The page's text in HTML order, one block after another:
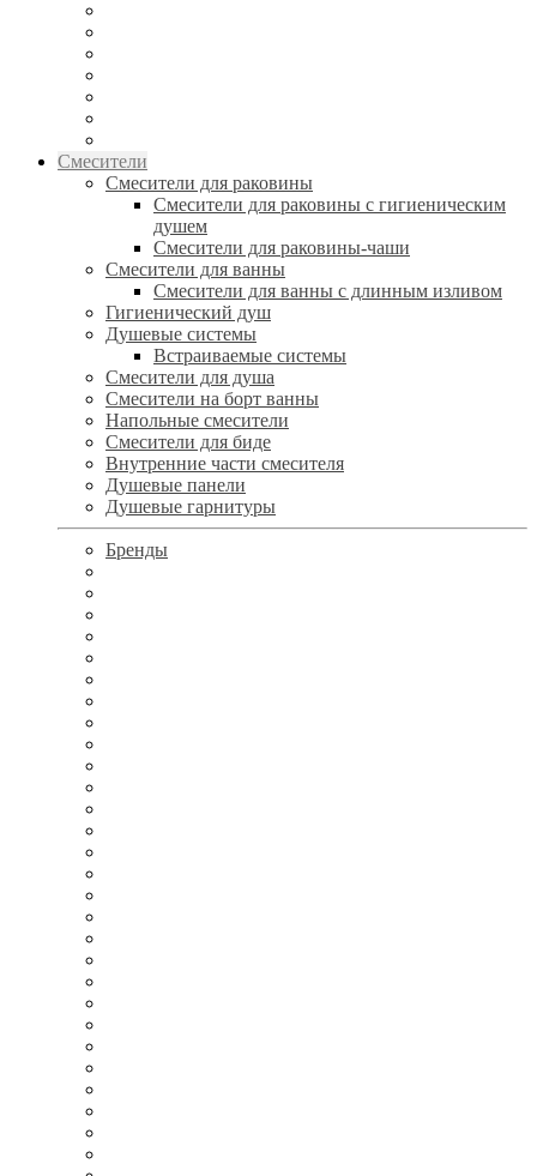
Смесители
Смесители для раковины
Смесители для раковины с гигиеническим
душем
Смесители для раковины-чаши
Смесители для ванны
Смесители для ванны с длинным изливом
Гигиенический душ
Душевые системы
Встраиваемые системы
Смесители для душа
Смесители на борт ванны
Напольные смесители
Смесители для биде
Внутренние части смесителя
Душевые панели
Душевые гарнитуры
Бренды